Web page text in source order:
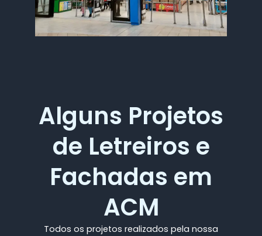
Alguns Projetos
de Letreiros e
Fachadas em
ACM
Todos os projetos realizados pela nossa